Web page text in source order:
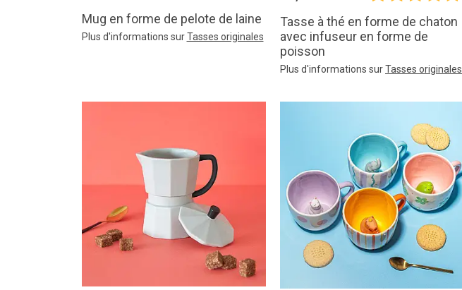
Mug en forme de pelote de laine
Plus d'informations surTasses originales
Tasse à thé en forme de chaton
avec infuseur en forme de
poisson
Plus d'informations surTasses originales